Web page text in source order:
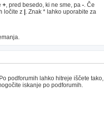
+, pred besedo, ki ne sme, pa -. Če
ločite z . Znak * lahko uporabite za
podforumih lahko hitreje iščete tako,
iskanje po podforumih.